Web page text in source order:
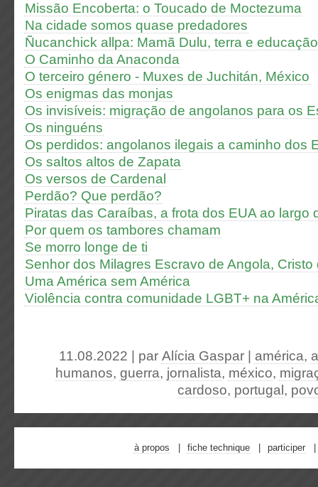
Missão Encoberta: o Toucado de Moctezuma
Na cidade somos quase predadores
Ñucanchick allpa: Mamã Dulu, terra e educação
O Caminho da Anaconda
O terceiro género - Muxes de Juchitán, México
Os enigmas das monjas
Os invisíveis: migração de angolanos para os
Os ninguéns
Os perdidos: angolanos ilegais a caminho dos
Os saltos altos de Zapata
Os versos de Cardenal
Perdão? Que perdão?
Piratas das Caraíbas, a frota dos EUA ao largo
Por quem os tambores chamam
Se morro longe de ti
Senhor dos Milagres Escravo de Angola, Cristo
Uma América sem América
Violência contra comunidade LGBT+ na
11.08.2022 | par Alícia Gaspar américa,
humanos, guerra, jornalista, méxico,
cardoso, portugal ,
à propos fiche technique participer